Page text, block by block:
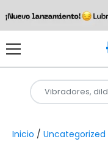
Inicio / Uncategorized